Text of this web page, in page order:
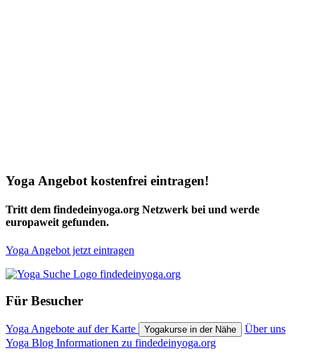
Yoga Angebot kostenfrei eintragen!
Tritt dem findedeinyoga.org Netzwerk bei und werde
europaweit gefunden.
Yoga Angebot jetzt eintragen
Für Besucher
Yoga Angebote auf der Karte Yogakurse in der Nähe
Über uns
Yoga Blog Informationen zu findedeinyoga.org